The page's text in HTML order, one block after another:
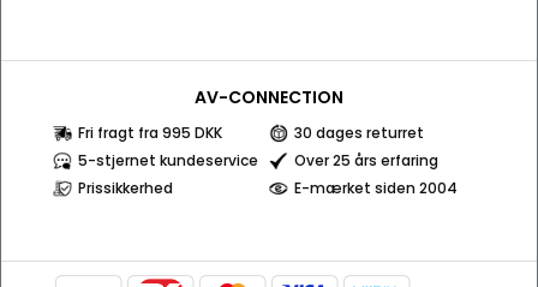
AV-CONNECTION
Fri fragt fra 995 DKK
30 dages returret
5-stjernet kundeservice
Over 25 års erfaring
Prissikkerhed
E-mærket siden 2004